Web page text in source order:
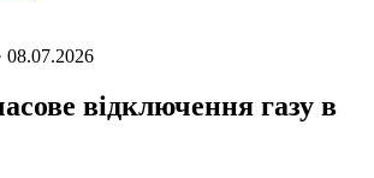
08.07.2026
відключення газу в